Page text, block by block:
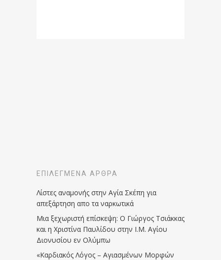
ΕΠΙΛΕΓΜΈΝΑ ΆΡΘΡΑ
Λίστες αναμονής στην Αγία Σκέπη για
απεξάρτηση απο τα ναρκωτικά
Μια ξεχωριστή επίσκεψη: Ο Γιώργος Τσιάκκας
και η Χριστίνα Παυλίδου στην Ι.Μ. Αγίου
Διονυσίου εν Ολύμπω
«Καρδιακός Λόγος – Αγιασμένων Μορφών